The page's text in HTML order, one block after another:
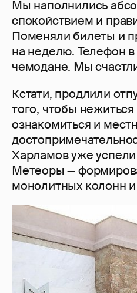
Мы наполнились
спокойствием и
Поменяли билеты и
на неделю. Телефон
чемодане. Мы
Кстати, продлили
того, чтобы
ознакомиться и
Харламов уже
Метеоры —
монолитных колонн